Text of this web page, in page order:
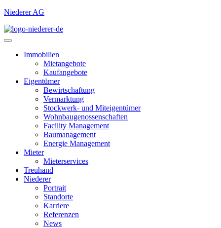
Niederer AG
Immobilien
Mietangebote
Kaufangebote
Eigentümer
Bewirtschaftung
Vermarktung
Stockwerk- und Miteigentümer
Wohnbaugenossenschaften
Facility Management
Baumanagement
Energie Management
Mieter
Mieterservices
Treuhand
Niederer
Portrait
Standorte
Karriere
Referenzen
News